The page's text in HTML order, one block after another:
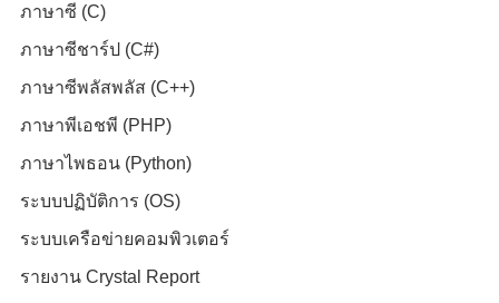
ภาษาซี (C)
ภาษาซีชาร์ป (C#)
ภาษาซีพลัสพลัส (C++)
ภาษาพีเอชพี (PHP)
ภาษาไพธอน (Python)
ระบบปฏิบัติการ (OS)
ระบบเครือข่ายคอมพิวเตอร์
รายงาน Crystal Report